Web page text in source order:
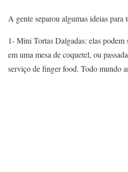
A gente separou algumas ideias para
1- Mini Tortas Dalgadas: elas podem
em uma mesa de coquetel, ou
serviço de finger food. Todo mundo